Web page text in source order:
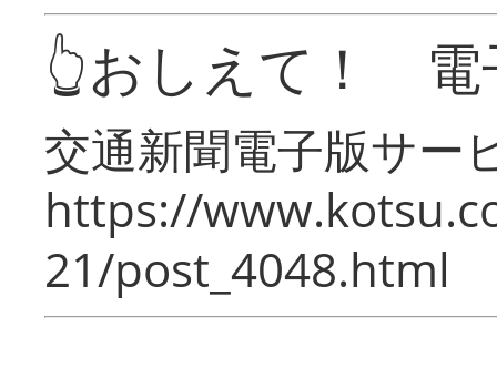
👆おしえて！ 電
交通新聞電子版サー
https://
21/post_4048.html